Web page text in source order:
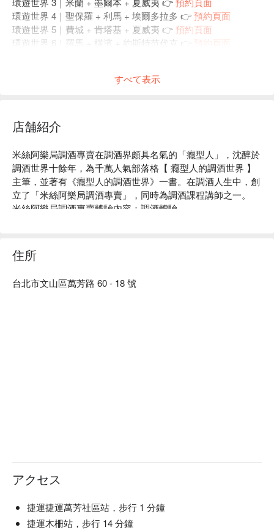
環遊世界 4｜聖保羅 + 利馬 + 埃爾多拉多 👉預約頁面
環遊世界 5｜費城 + 肯塔基 + 夏威夷 👉 預約頁面
環遊世界 6｜羅馬 + 橫濱 + 約斯特范代克 👉 預約頁面
環遊世界 9｜尼斯 + 洛杉磯 + 西班牙港 👉
すべて表示
店舗紹介
米絲阿樂局調酒專賣在調酒界頗具名氣的「癮型人」，沈醉於
調酒世界十餘年，為千萬人氣部落格【 癮型人的調酒世界 】
主筆，並著有《癮型人的調酒世界》一書。在調酒人生中，創
立了「米絲阿樂局調酒專賣」，同時為調酒課程講師之一。
米絲阿樂局調酒專賣體驗內容：調酒體驗
分鐘即可抵達。
米絲阿樂局調酒專賣預約、米絲阿樂局調酒專賣價格立刻查看
住所
台北市文山區萬芳路 60 - 18 號
アクセス
捷運捷運萬芳社區站，步行 1 分鐘
捷運木柵站，步行 14 分鐘